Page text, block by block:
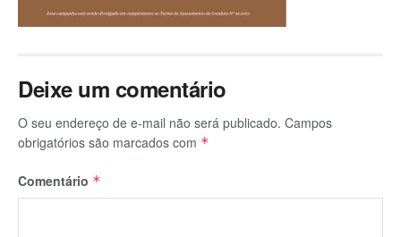
Deixe um comentário
O seu endereço de e-mail não será publicado. Campos
obrigatórios são marcados com *
Comentário *